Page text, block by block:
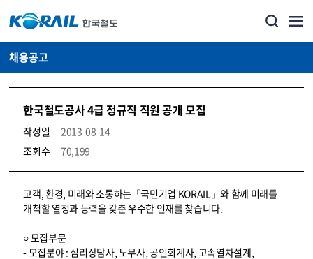
채용공고
한국철도공사 4급 정규직 직원 공개 모집
작성일
2013-08-14
조회수
70,199
코레일소개_경영공시_채용공고 상세보기 – 내용, 파일, 담당자 연락처로 구성
고객, 환경, 미래와 소통하는「국민기업 KORAIL」와 함께 미래를
개척할 열정과 능력을 갖춘 우수한 인재를 찾습니다.
○ 모집부문
- 모집분야 : 심리상담사, 노무사, 공인회계사, 고속열차설계,